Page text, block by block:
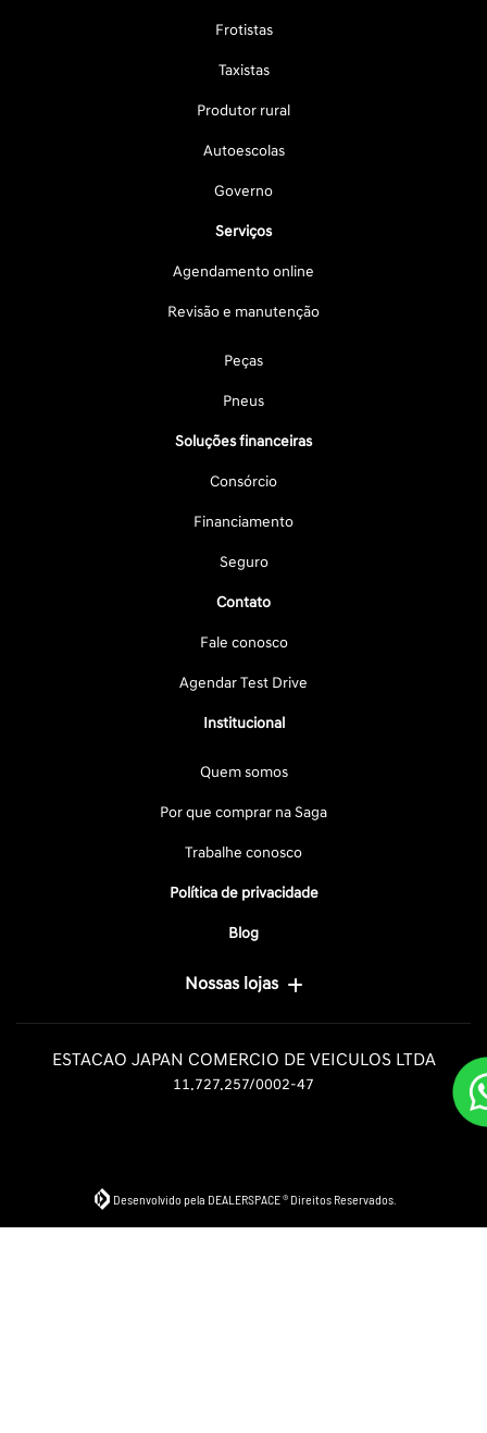
Frotistas
Taxistas
Produtor rural
Autoescolas
Governo
Serviços
Agendamento online
Revisão e manutenção
Peças
Pneus
Soluções financeiras
Consórcio
Financiamento
Seguro
Contato
Fale conosco
Agendar Test Drive
Institucional
Quem somos
Por que comprar na Saga
Trabalhe conosco
Política de privacidade
Blog
Nossas lojas
ESTACAO JAPAN COMERCIO DE VEICULOS LTDA
11.727.257/0002-47
Desenvolvido pela DEALERSPACE ® Direitos Reservados.